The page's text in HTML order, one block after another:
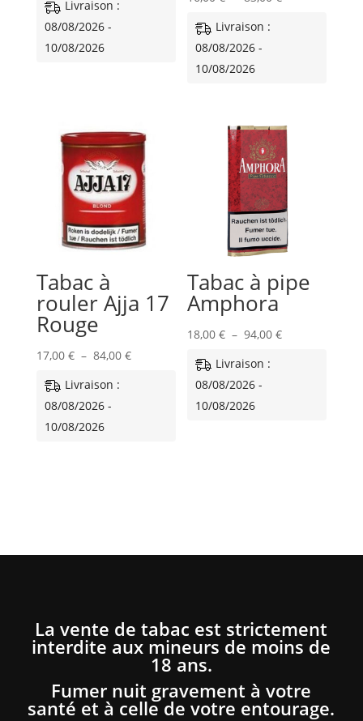
Livraison :
08/08/2026 -
10/08/2026
Livraison :
08/08/2026 -
10/08/2026
Tabac à
rouler Ajja 17
Rouge
17,00 € – 84,00 €Plage
Livraison :
08/08/2026 -
10/08/2026
Tabac à pipe
Amphora
18,00€ – 94,00€Plage
Livraison :
08/08/2026 -
10/08/2026
La vente de tabac est strictement
interdite aux mineurs de moins de
18 ans.
Fumer nuit gravement à votre
santé et à celle de votre entourage.